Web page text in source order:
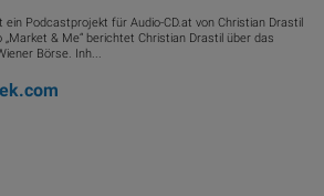
ein Podcastprojekt für Audio-CD.at von Christian Drastil
& Me“ berichtet Christian Drastil über das
Börse. Inh...